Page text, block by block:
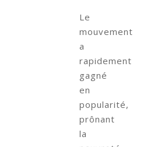
Le
mouvement
a
rapidement
gagné
en
popularité,
prônant
la